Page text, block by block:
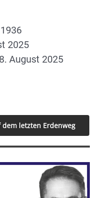
2025
August 2025
letzten Erdenweg